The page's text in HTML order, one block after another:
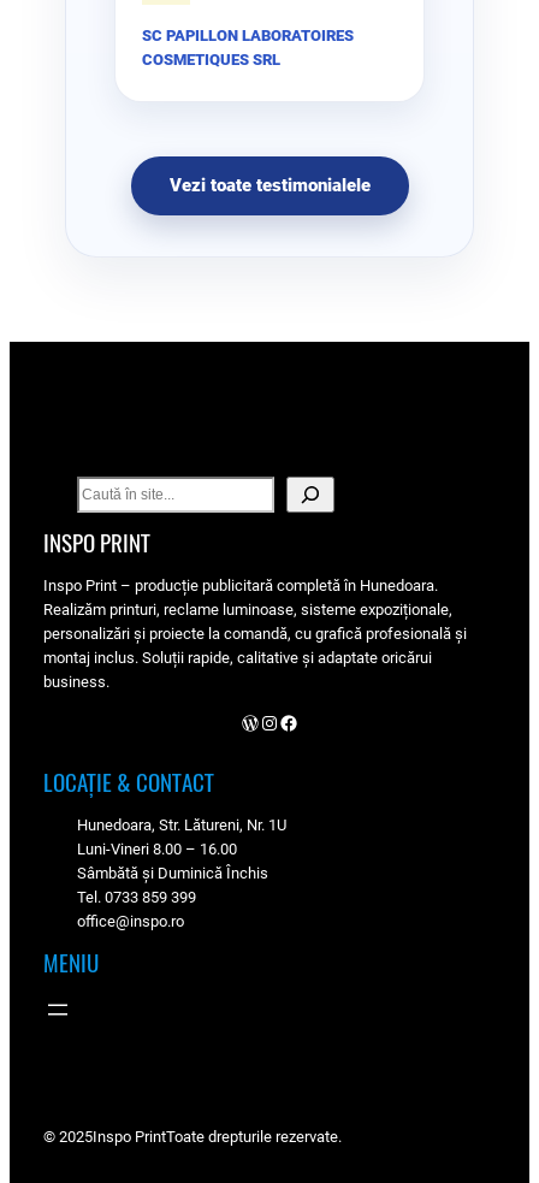
SC PAPILLON LABORATOIRES
COSMETIQUES SRL
Vezi toate testimonialele
S
e
a
c
h
INSPO PRINT
Inspo Print – producție publicitară completă în Hunedoara.
Realizăm printuri, reclame luminoase, sisteme expoziționale,
personalizări și proiecte la comandă, cu grafică profesională și
montaj inclus. Soluții rapide, calitative și adaptate oricărui
business.
WordPress Instagram Facebook
LOCAȚIE & CONTACT
Hunedoara, Str. Lătureni, Nr. 1U
Luni-Vineri 8.00 – 16.00
Sâmbătă și Duminică Închis
Tel. 0733 859 399
office@inspo.ro
MENIU
© 2025Inspo PrintToate drepturile rezervate.